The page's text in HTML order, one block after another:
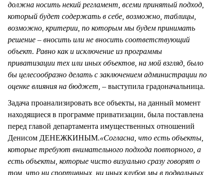
должна носить некий регламент, всеми принятый подход,
который будет содержать в себе, возможно, таблицы,
возможно, критерии, по которым мы будем принимать
решение – вносить или не вносить соответствующий
объект. Равно как и исключение из программы
приватизации тех или иных объектов, на мой взгляд, было
бы целесообразно делать с заключением администрации по
оценке влияния на бюджет, – выступила градоначальница.
Задача проанализировать все объекты, на данный момент
находящиеся в программе приватизации, была поставлена
перед главой департамента имущественных отношений
Денисом ДЕНЕЖКИНЫМ.«Согласна, что есть объекты,
которые требуют внимательного подхода повторного, а
есть объекты, которые чисто визуально сразу говорят о
том, что ни спортивных, ни иных клубов мы в подвальных